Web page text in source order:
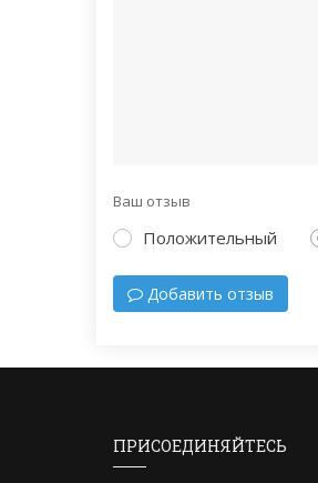
Ваш отзыв
Положительный
Добавить отзыв
ПРИСОЕДИНЯЙТЕСЬ